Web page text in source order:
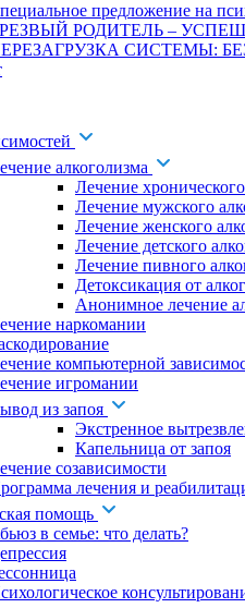
предложение на
РОДИТЕЛЬ –
СИСТЕМЫ:
алкоголизма
Лечение
Лечение мужского
Лечение женского
Лечение детского
Лечение пивного
Детоксикация от
Анонимное лечение
наркомании
компьютерной
игромании
из запоя
Экстренное
Капельница от запоя
созависимости
лечения и
помощь
в семье: что делать?